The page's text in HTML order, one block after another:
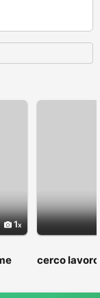
1
cerco